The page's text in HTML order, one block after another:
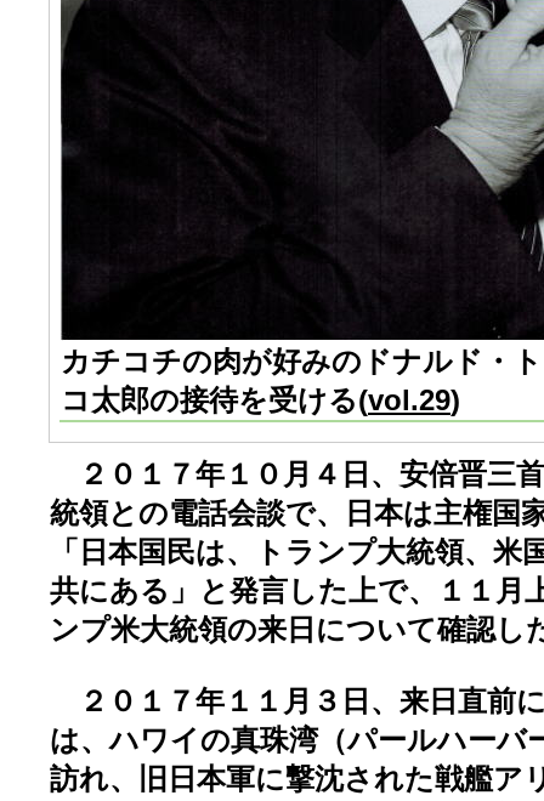
カチコチの肉が好みのドナルド・
コ太郎の接待を受ける(vol.29)
２０１７年１０月４日、安倍晋三
統領との電話会談で、日本は主権国
「日本国民は、トランプ大統領、米
共にある」と発言した上で、１１月
ンプ米大統領の来日について確認し
２０１７年１１月３日、来日直前
は、ハワイの真珠湾（パールハーバ
訪れ、旧日本軍に撃沈された戦艦ア